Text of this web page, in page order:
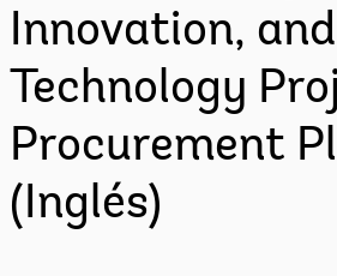
Innovation,
Technology
Procurement
(Inglés)